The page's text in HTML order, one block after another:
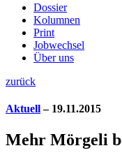
Dossier
Kolumnen
Print
Jobwechsel
Über uns
zurück
Aktuell– 19.11.2015
Mehr Mörgeli